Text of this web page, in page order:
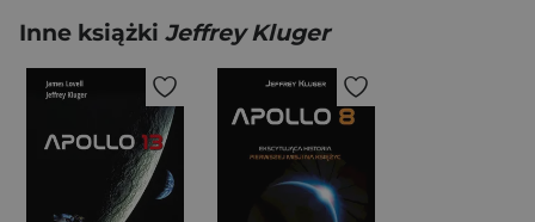
Inne książki Jeffrey Kluger